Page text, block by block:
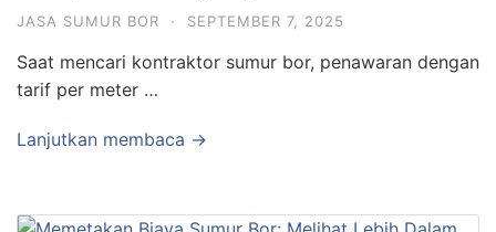
JASA SUMUR BOR · SEPTEMBER 7, 2025
Saat mencari kontraktor sumur bor, penawaran dengan
tarif per meter …
Lanjutkan membaca →